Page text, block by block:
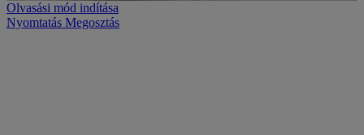
Olvasási mód indítása
Nyomtatás Megosztás